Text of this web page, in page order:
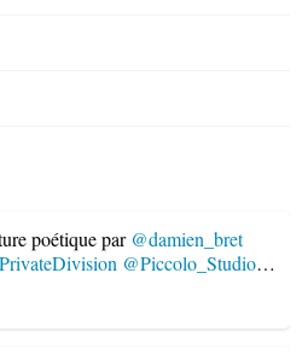
poétique par @damien_bret
@Piccolo_Studio…